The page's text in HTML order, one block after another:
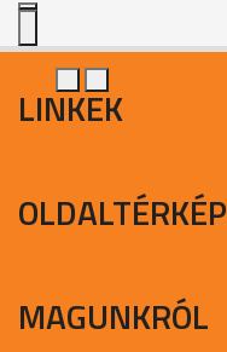
LINKEK
OLDALTÉRKÉP
MAGUNKRÓL